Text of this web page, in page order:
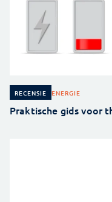
RECENSIE ENERGIE
Praktische gids voor